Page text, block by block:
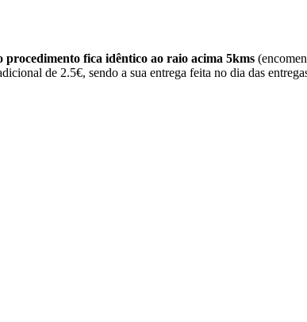
procedimento fica idêntico ao raio acima 5kms
de 2.5€, sendo a sua entrega feita no dia das